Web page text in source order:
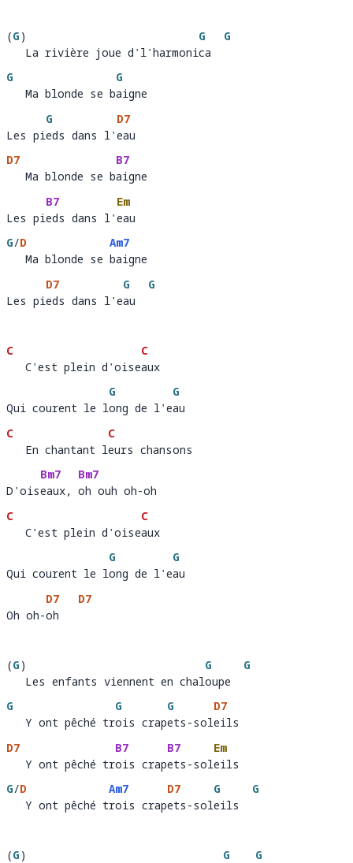
(G )
La rivière joue d'l'harmoni
G
ca
G
   La rivière joue d'l'harmonica
G
   Ma blonde se b
G
aigne
   Ma blonde se baigne
Les pi
G
eds dans l'
D7
ea
Les pieds dans l'eau
D7
   Ma blonde se b
B7
aigne
   Ma blonde se baigne
Les pi
B7
eds dans l'
Em
eau
Les pieds dans l'eau
G/D
   Ma blonde se
Am7
baigne
   Ma blonde se baigne
Les pi
D7
eds dans l'e
G
au
G
Les pieds dans l'eau
C
   C'est plein d'oise
C
aux
   C'est plein d'oiseaux
Qui courent le l
G
ong de l'e
G
a
Qui courent le long de l'eau
C
   En chantant l
C
eurs chansons
   En chantant leurs chansons
D'ois
Bm7
eaux,
Bm7
oh
D'oiseaux, oh ouh oh-oh
C
   C'est plein d'oise
C
aux
   C'est plein d'oiseaux
Qui courent le l
G
ong de l'e
G
au
Qui courent le long de l'eau
Oh oh-
D7
oh
D7
Oh oh-oh
(G )
Les enfants viennent en chal
G
oupe
G
   Les enfants viennent en chaloupe
G
   Y ont pêché tr
G
ois crap
G
ets-sol
D7
ei
   Y ont pêché trois crapets-soleils
D7
   Y ont pêché tr
B7
ois crap
B7
ets-sol
Em
eils
   Y ont pêché trois crapets-soleils
G/D
   Y ont pêché t
Am7
rois crap
D7
ets-sol
G
eils
G
   Y ont pêché trois crapets-soleils
(G )
G
G